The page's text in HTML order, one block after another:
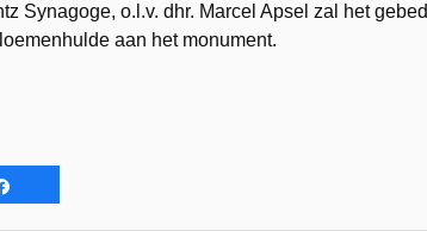
Synagoge, o.l.v. dhr. Marcel Apsel zal het
aan het monument.